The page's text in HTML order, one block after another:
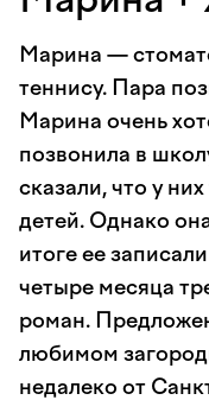
Марина —
теннису. Пара
Марина очень
позвонила в
сказали, что у
детей. Однако
итоге ее
четыре месяца
роман.
любимом
недалеко от